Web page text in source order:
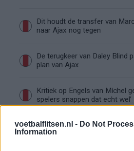
voetbalflitsen.nl - Do Not
Information
Dit houdt de transfer van
naar Ajax nog tegen
De terugkeer van Daley Blind
plan van Ajax
Kritiek op Engels van Míchel
spelers snappen dat echt wel’
De eerste Míchel-dagen bij
Gloukh krijgt standje en